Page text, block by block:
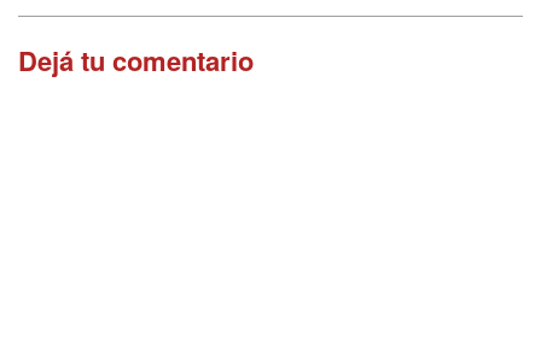
Dejá tu comentario